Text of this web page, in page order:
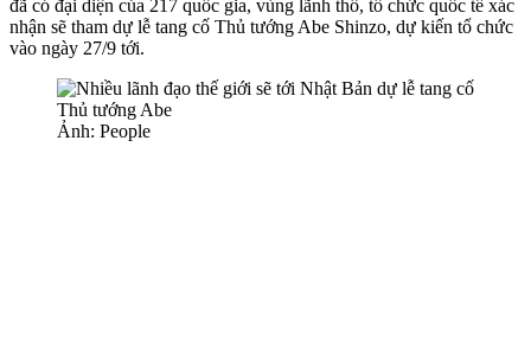
đã có đại diện của 217 quốc gia, vùng lãnh thổ, tổ chức quốc tế xác
nhận sẽ tham dự lễ tang cố Thủ tướng Abe Shinzo, dự kiến tổ chức
vào ngày 27/9 tới.
Ảnh: People